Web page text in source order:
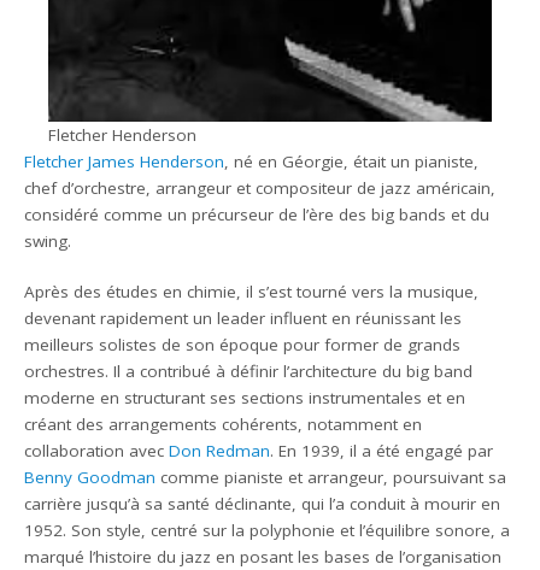
Fletcher Henderson
Fletcher James Henderson , né en Géorgie, était un pianiste,
chef d’orchestre, arrangeur et compositeur de jazz américain,
considéré comme un précurseur de l’ère des big bands et du
swing.
Après des études en chimie, il s’est tourné vers la musique,
devenant rapidement un leader influent en réunissant les
meilleurs solistes de son époque pour former de grands
orchestres. Il a contribué à définir l’architecture du big band
moderne en structurant ses sections instrumentales et en
créant des arrangements cohérents, notamment en
collaboration avecDon Redman. En 1939, il a été engagé par
Benny Goodman comme pianiste et arrangeur, poursuivant sa
carrière jusqu’à sa santé déclinante, qui l’a conduit à mourir en
1952. Son style, centré sur la polyphonie et l’équilibre sonore, a
marqué l’histoire du jazz en posant les bases de l’organisation